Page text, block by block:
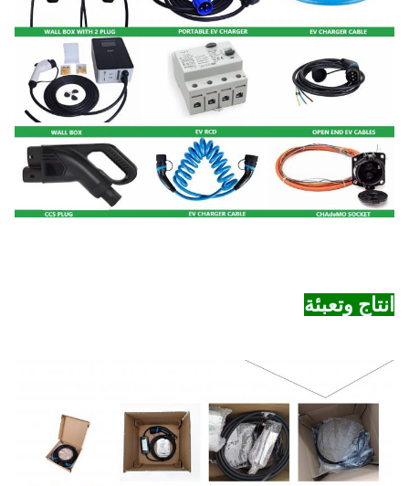
انتاج وتعبئة